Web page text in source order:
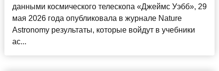
данными космического телескопа «Джеймс Уэбб», 29
мая 2026 года опубликовала в журнале Nature
Astronomy результаты, которые войдут в учебники
ас...